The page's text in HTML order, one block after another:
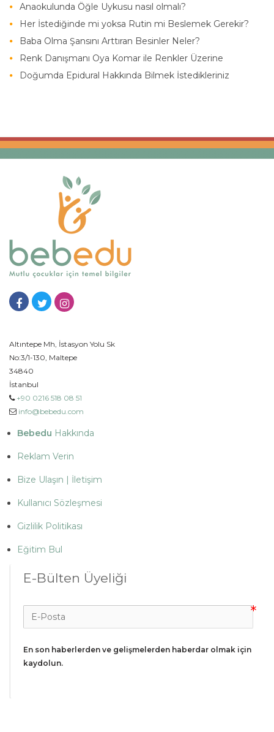
Anaokulunda Öğle Uykusu nasıl olmalı?
Her İstediğinde mi yoksa Rutin mi Beslemek Gerekir?
Baba Olma Şansını Arttıran Besinler Neler?
Renk Danışmanı Oya Komar ile Renkler Üzerine
Doğumda Epidural Hakkında Bilmek İstedikleriniz
Altıntepe Mh, İstasyon Yolu Sk
No:3/1-130, Maltepe
34840
İstanbul
+90 0216 518 08 51
info@bebedu.com
Bebedu Hakkında
Reklam Verin
Bize Ulaşın | İletişim
Kullanıcı Sözleşmesi
Gizlilik Politikası
Eğitim Bul
E-Bülten Üyeliği
En son haberlerden ve gelişmelerden haberdar olmak için
kaydolun.